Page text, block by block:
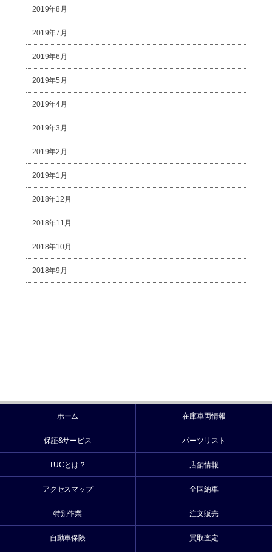
2019年8月
2019年7月
2019年6月
2019年5月
2019年4月
2019年3月
2019年2月
2019年1月
2018年12月
2018年11月
2018年10月
2018年9月
ホーム 在庫車両情報
保証&サービス パーツリスト
TUCとは？ 店舗情報
アクセスマップ 全国納車
特別作業 注文販売
自動車保険 買取査定